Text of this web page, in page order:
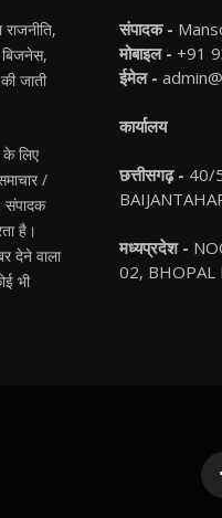
जाती
के लिए
/
संपादक
है।
देने वाला
भी
संपादक -
मोबाइल - +91
ईमेल -
कार्यालय
छत्तीसगढ़ - 40/
मध्यप्रदेश -
02, BHOPAL